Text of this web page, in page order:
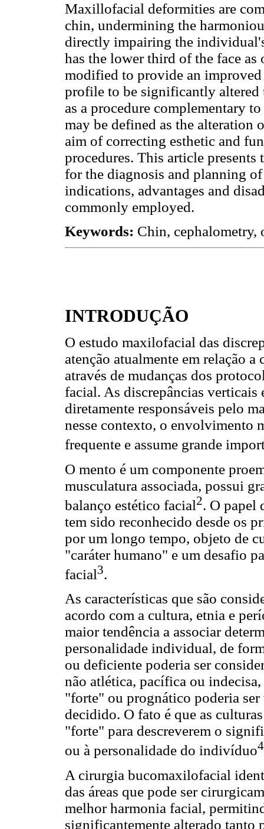
Maxillofacial deformities are
chin, undermining the
directly impairing the
has the lower third of the face as
modified to provide an improved
profile to be significantly
as a procedure complementary
may be defined as the alteration
aim of correcting esthetic and
procedures. This article
for the diagnosis and planning
indications, advantages and
commonly employed.
Keywords: Chin, cephalometry,
INTRODUÇÃO
O estudo maxilofacial das
atenção atualmente em relação
através de mudanças dos
facial. As discrepâncias
diretamente responsáveis pelo
nesse contexto, o envolvimento
frequente e assume grande
O mento é um componente
musculatura associada, possui
balanço estético facial2. O papel
tem sido reconhecido desde os
por um longo tempo, objeto de
"caráter humano" e um desafio
facial3.
As características que são
acordo com a cultura, etnia e
maior tendência a associar
personalidade individual, de
ou deficiente poderia ser
não atlética, pacífica ou
"forte" ou prognático poderia
decidido. O fato é que as
"forte" para descreverem o
ou à personalidade do indivíduo4
A cirurgia bucomaxilofacial
das áreas que pode ser
melhor harmonia facial,
significantemente alterado tanto